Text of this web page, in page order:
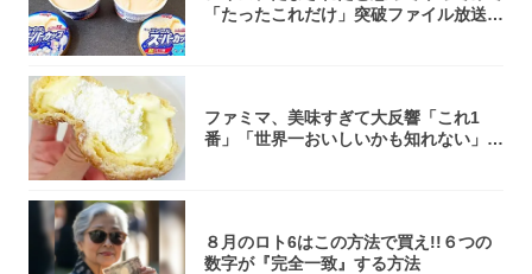
「たったこれだけ」突破ファイル放送で
ファミマ、美味すぎて大反響「これ1
番」「世界一おいしいかも知れない」
８月のロト6はこの方法で買え!!６つの
数字が『完全一致』する方法